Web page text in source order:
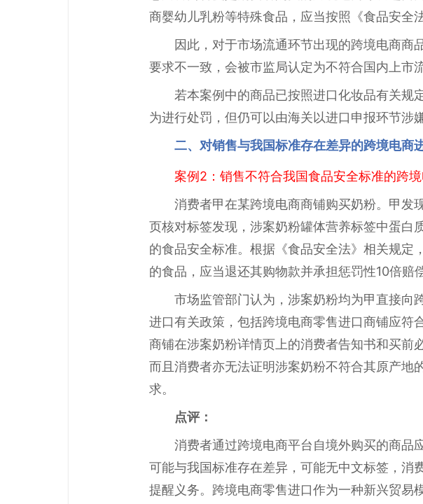
商婴幼儿乳粉等特殊食品，应当按照《食品安全
因此，对于市场流通环节出现的跨境电商
要求不一致，会被市监局认定为不符合国内上市
若本案例中的商品已按照进口化妆品有关规
为进行处罚，但仍可以由海关以进口申报环节涉
二、对销售与我国标准存在差异的跨境电商
案例2：销售不符合我国食品安全标准的跨
消费者甲在某跨境电商商铺购买奶粉。甲发
页核对标签发现，涉案奶粉罐体营养标签中蛋白
的食品安全标准。根据《食品安全法》相关规定
的食品，应当退还其购物款并承担惩罚性10倍赔偿
市场监管部门认为，涉案奶粉均为甲直接向
进口有关政策，包括跨境电商零售进口商铺应符
商铺在涉案奶粉详情页上的消费者告知书和买前
而且消费者亦无法证明涉案奶粉不符合其原产地
求。
点评：
消费者通过跨境电商平台自境外购买的商品
可能与我国标准存在差异，可能无中文标签，消
提醒义务。跨境电商零售进口作为一种新兴贸易